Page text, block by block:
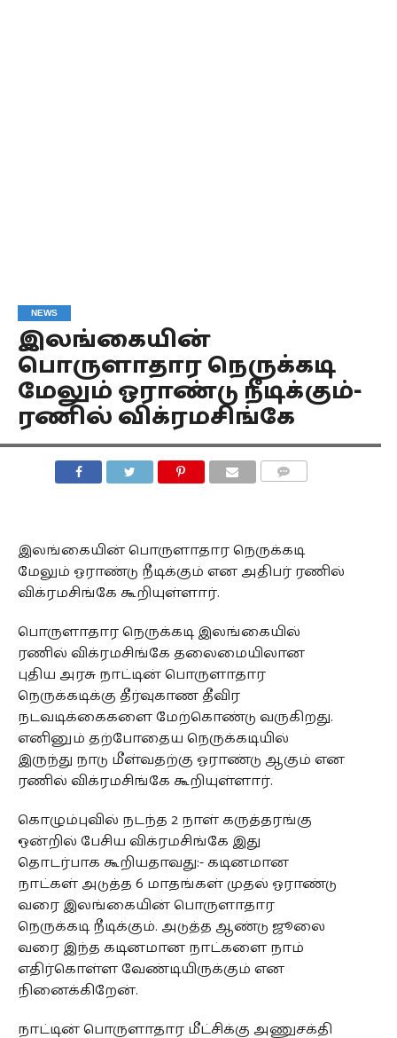
NEWS
இலங்கையின்
பொருளாதார நெருக்கடி
மேலும் ஓராண்டு நீடிக்கும்-
ரணில் விக்ரமசிங்கே
இலங்கையின் பொருளாதார நெருக்கடி
மேலும் ஓராண்டு நீடிக்கும் என அதிபர் ரணில்
விக்ரமசிங்கே கூறியுள்ளார்.
பொருளாதார நெருக்கடி இலங்கையில்
ரணில் விக்ரமசிங்கே தலைமையிலான
புதிய அரசு நாட்டின் பொருளாதார
நெருக்கடிக்கு தீர்வுகாண தீவிர
நடவடிக்கைகளை மேற்கொண்டு வருகிறது.
எனினும் தற்போதைய நெருக்கடியில்
இருந்து நாடு மீள்வதற்கு ஓராண்டு ஆகும் என
ரணில் விக்ரமசிங்கே கூறியுள்ளார்.
கொழும்புவில் நடந்த 2 நாள் கருத்தரங்கு
ஒன்றில் பேசிய விக்ரமசிங்கே இது
தொடர்பாக கூறியதாவது:- கடினமான
நாட்கள் அடுத்த 6 மாதங்கள் முதல் ஓராண்டு
வரை இலங்கையின் பொருளாதார
நெருக்கடி நீடிக்கும். அடுத்த ஆண்டு ஜூலை
வரை இந்த கடினமான நாட்களை நாம்
எதிர்கொள்ள வேண்டியிருக்கும் என
நினைக்கிறேன்.
நாட்டின் பொருளாதார மீட்சிக்கு அணுசக்தி